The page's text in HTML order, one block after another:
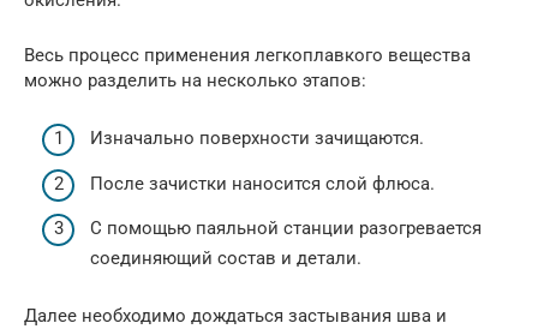
Весь процесс применения легкоплавкого вещества
можно разделить на несколько этапов:
Изначально поверхности зачищаются.
После зачистки наносится слой флюса.
С помощью паяльной станции разогревается
соединяющий состав и детали.
Далее необходимо дождаться застывания шва и